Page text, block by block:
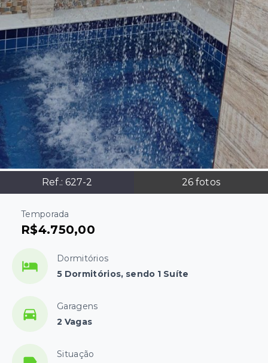
Ref.: 627-2 26 fotos
Temporada
R$4.750,00
Dormitórios
5 Dormitórios, sendo 1 Suíte
Garagens
2 Vagas
Situação